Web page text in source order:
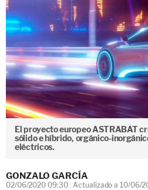
El proyecto europeo ASTRABAT
sólido e híbrido, orgánico-
eléctricos.
GONZALO GARCÍA
02/06/2020 09:30 Actualizado a 10/06/